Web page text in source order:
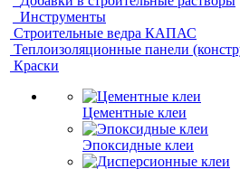
Инструменты
Строительные ведра КАПАС
Теплоизоляционные панели
Краски
Цементные клеи
Эпоксидные клеи